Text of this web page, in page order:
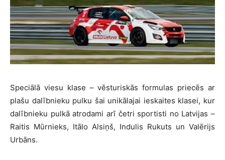
Speciālā viesu klase – vēsturiskās formulas priecēs ar
plašu dalībnieku pulku šai unikālajai ieskaites klasei, kur
dalībnieku pulkā atrodami arī četri sportisti no Latvijas –
Raitis Mūrnieks, Itālo Alsiņš, Indulis Rukuts un Valērijs
Urbāns.